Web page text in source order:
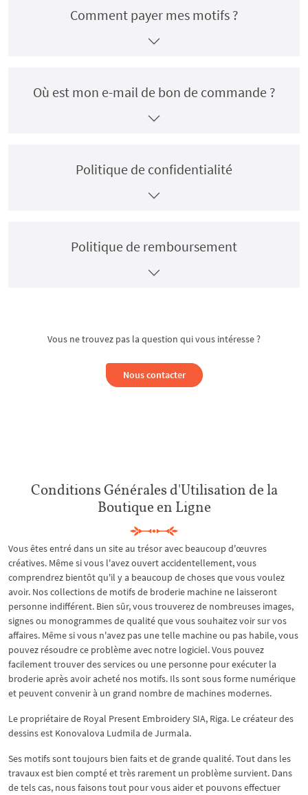
Comment payer mes motifs ?
Où est mon e-mail de bon de commande ?
Politique de confidentialité
Politique de remboursement
Vous ne trouvez pas la question qui vous intéresse ?
Nous contacter
Conditions Générales d'Utilisation de la
Boutique en Ligne
Vous êtes entré dans un site au trésor avec beaucoup d'œuvres
créatives. Même si vous l'avez ouvert accidentellement, vous
comprendrez bientôt qu'il y a beaucoup de choses que vous voulez
avoir. Nos collections de motifs de broderie machine ne laisseront
personne indifférent. Bien sûr, vous trouverez de nombreuses images,
signes ou monogrammes de qualité que vous souhaitez voir sur vos
affaires. Même si vous n'avez pas une telle machine ou pas habile, vous
pouvez résoudre ce problème avec notre logiciel. Vous pouvez
facilement trouver des services ou une personne pour exécuter la
broderie après avoir acheté nos motifs. Ils sont sous forme numérique
et peuvent convenir à un grand nombre de machines modernes.
Le propriétaire de Royal Present Embroidery SIA, Riga. Le créateur des
dessins est Konovalova Ludmila de Jurmala.
Ses motifs sont toujours bien faits et de grande qualité. Tout dans les
travaux est bien compté et très rarement un problème survient. Dans
de tels cas, nous faisons tout pour vous aider et pouvons effectuer